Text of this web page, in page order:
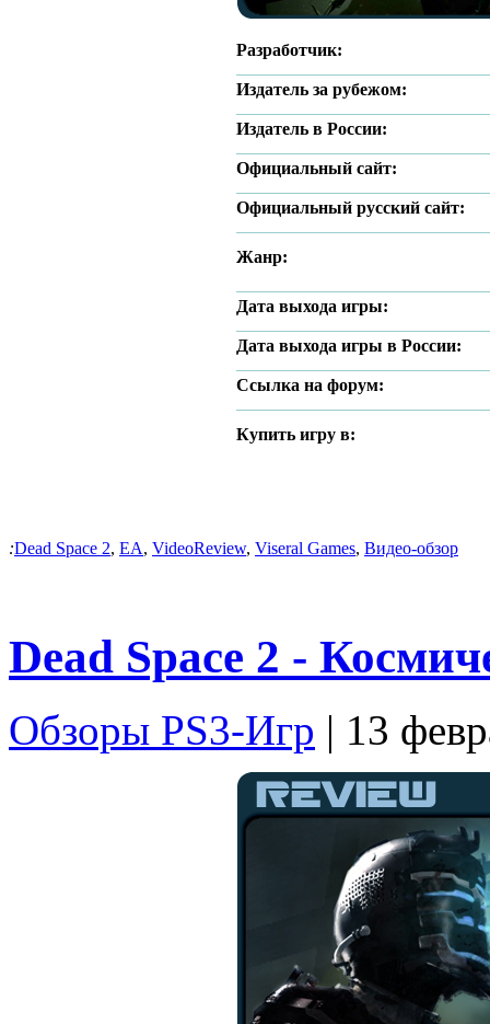
Разработчик:
Издатель за рубежом:
Издатель в России:
Официальный сайт:
Официальный русский сайт:
Жанр:
Дата выхода игры:
Дата выхода игры в России:
Ссылка на форум:
Купить игру в:
:Dead Space 2, EA, VideoReview, Viseral Games, Видео-обзор
Dead Space 2 -
Обзоры PS3-Игр | 13